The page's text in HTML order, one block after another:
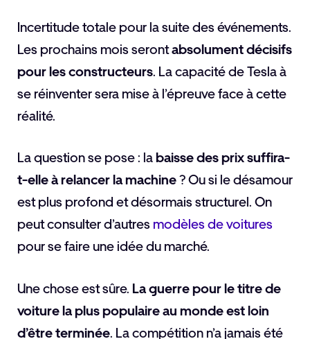
Incertitude totale pour la suite des événements.
Les prochains mois serontabsolument décisifs
pour les constructeurs. La capacité de Tesla à
se réinventer sera mise à l’épreuve face à cette
réalité.
La question se pose : labaisse des prix suffira-
t-elle à relancer la machine? Ou si le désamour
est plus profond et désormais structurel. On
peut consulter d’autres modèles de voitures
pour se faire une idée du marché.
Une chose est sûre. La guerre pour le titre de
voiture la plus populaire au monde est loin
d’être terminée. La compétition n’a jamais été